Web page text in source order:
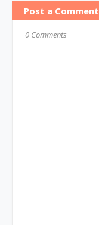
Post a Comment
0 Comments